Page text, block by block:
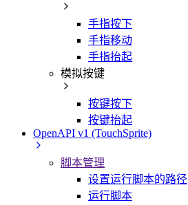
手指按下
手指移动
手指抬起
模拟按键
按键按下
按键抬起
OpenAPI v1 (TouchSprite)
脚本管理
设置运行脚本的路径
运行脚本